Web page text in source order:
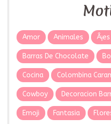
Amor Animales
Barras De Chocolate
Cocina Colombina
Cowboy Decoracion
Emoji Fantasia